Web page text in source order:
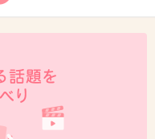
まで知ってるねー